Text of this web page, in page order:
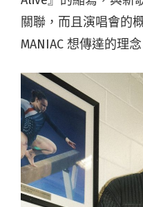
關聯，而且演唱會的
MANIAC 想傳達的理